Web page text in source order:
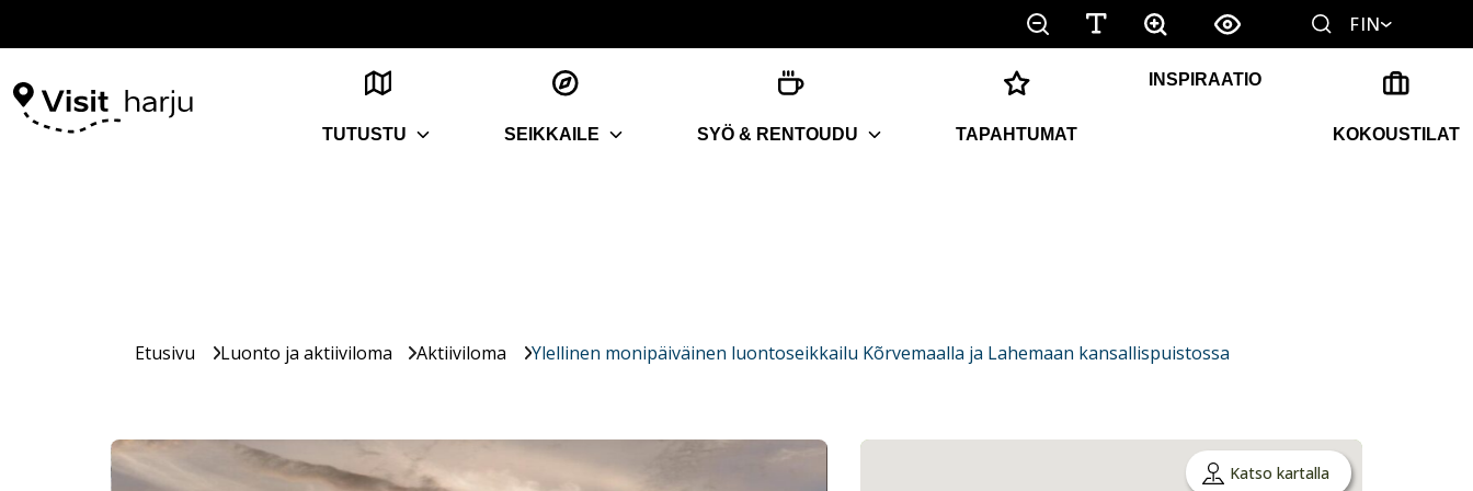
FIN
TUTUSTU SEIKKAILE SYÖ & RENTOUDU TAPAHTUMAT
INSPIRAATIO
KOKOUSTILAT
Etusivu Luonto ja aktiiviloma Aktiiviloma Ylellinen monipäiväinen luontoseikkailu Kõrvemaalla ja Lahemaan kansallispuistossa
Katso kartalla